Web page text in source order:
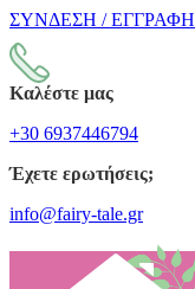
ΣΥΝΔΕΣΗ / ΕΓΓΡΑΦΗ
Καλέστε μας
+30 6937446794
Έχετε ερωτήσεις;
info@fairy-tale.gr